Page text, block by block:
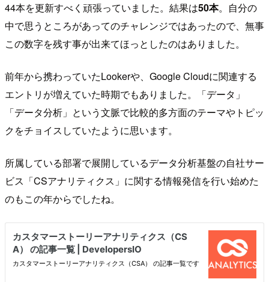
44本を更新すべく頑張っていました。結果は50本。自分の
中で思うところがあってのチャレンジではあったので、無事
この数字を残す事が出来てほっとしたのはありました。
前年から携わっていたLookerや、Google Cloudに関連する
エントリが増えていた時期でもありました。「データ」
「データ分析」という文脈で比較的多方面のテーマやトピッ
クをチョイスしていたように思います。
所属している部署で展開しているデータ分析基盤の自社サー
ビス「CSアナリティクス」に関する情報発信を行い始めた
のもこの年からでしたね。